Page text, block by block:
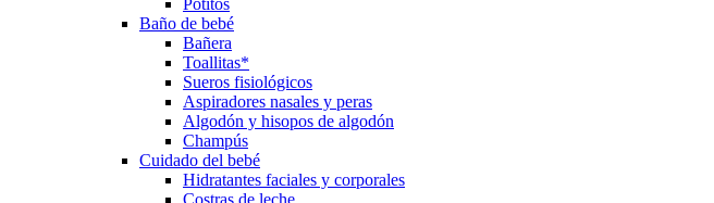
Potitos
Baño de bebé
Bañera
Toallitas*
Sueros fisiológicos
Aspiradores nasales y peras
Algodón y hisopos de algodón
Champús
Cuidado del bebé
Hidratantes faciales y corporales
Costras de leche